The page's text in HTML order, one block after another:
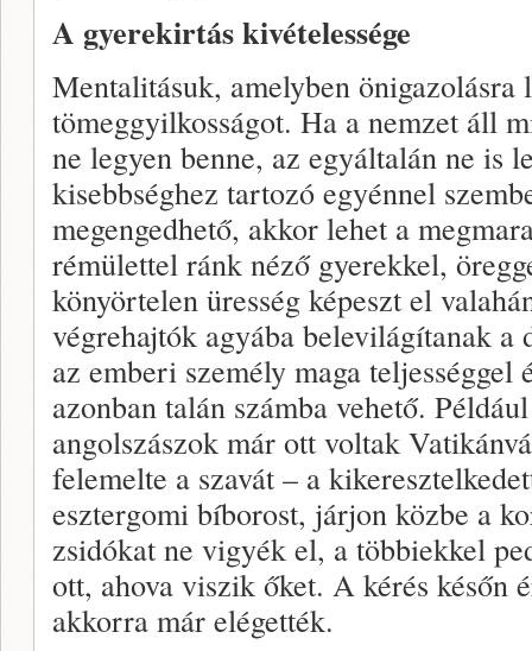
A gyerekirtás kivételessége
Mentalitásuk, amelyben
tömeggyilkosságot. Ha a nemzet áll
ne legyen benne, az egyáltalán ne is
kisebbséghez tartozó egyénnel
megengedhető, akkor lehet a
rémülettel ránk néző gyerekkel,
könyörtelen üresség képeszt el
végrehajtók agyába belevilágítanak a
az emberi személy maga
azonban talán számba vehető.
angolszászok már ott voltak
felemelte a szavát – a
esztergomi bíborost, járjon közbe a
zsidókat ne vigyék el, a többiekkel
ott, ahova viszik őket. A kérés későn
akkorra már elégették.